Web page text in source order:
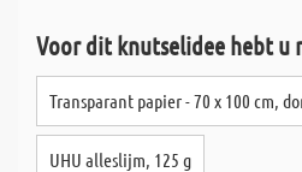
Voor dit knutselidee hebt u
Transparant papier - 70 x 100 cm,
UHU alleslijm, 125 g